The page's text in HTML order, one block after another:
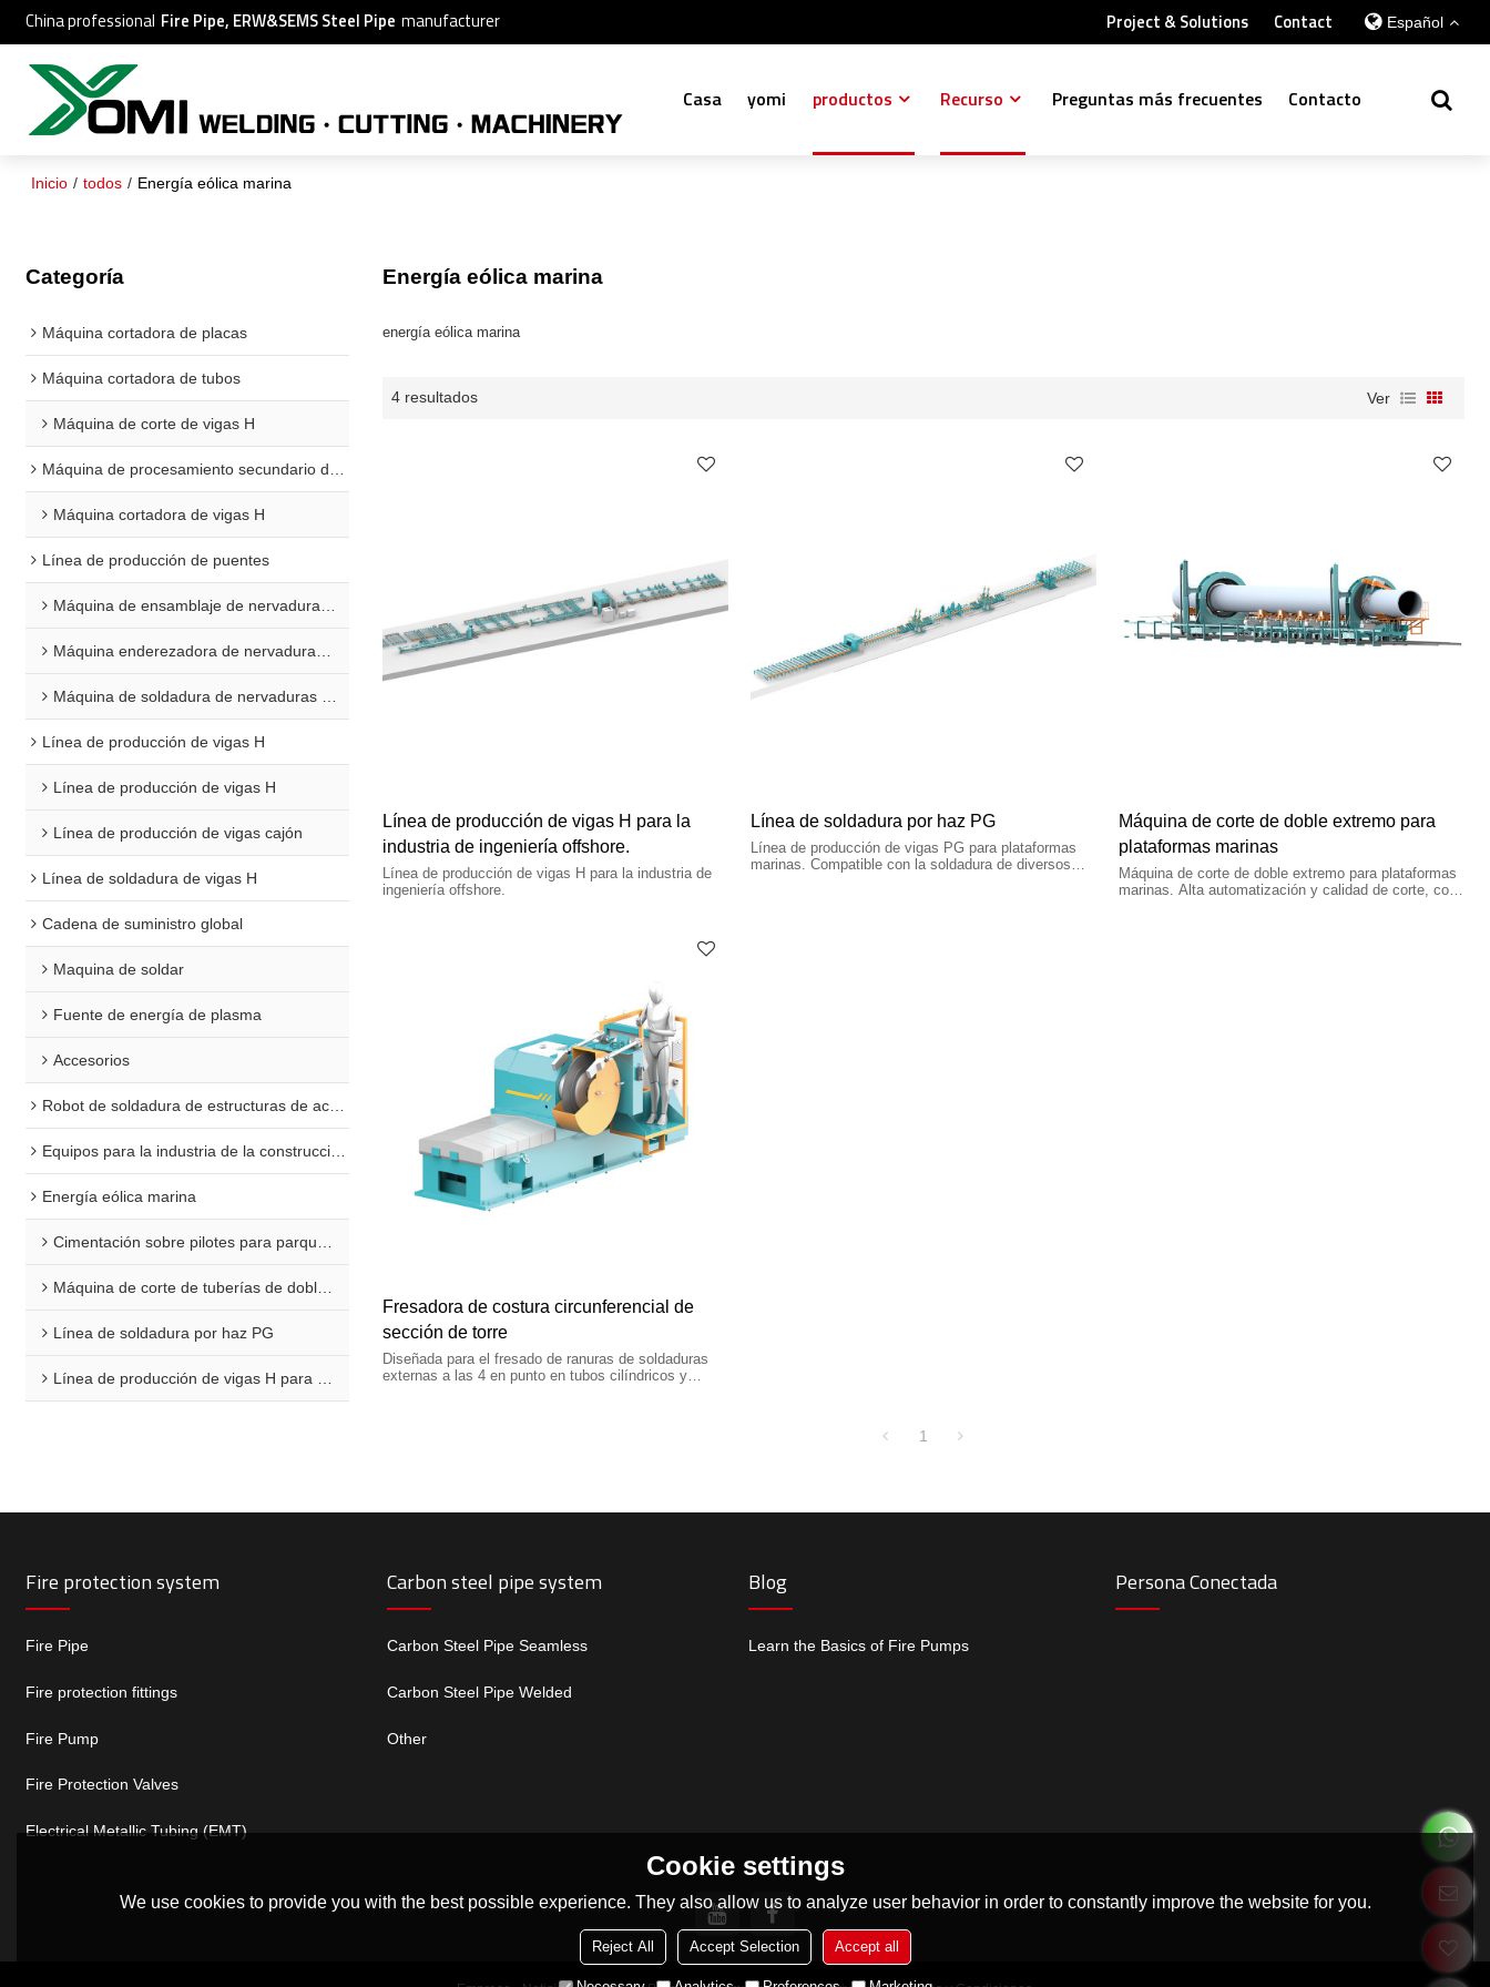
China professional Fire Pipe, ERW&SEMS Steel Pipe manufacturer Project & Solutions Contact Español
Casa yomi productos Recurso Preguntas más frecuentes Contacto
Inicio / todos / Energía eólica marina
Categoría
Máquina cortadora de placas
Máquina cortadora de tubos
Máquina de corte de vigas H
Máquina de procesamiento secundario de vigas H
Máquina cortadora de vigas H
Línea de producción de puentes
Máquina de ensamblaje de nervaduras en U
Máquina enderezadora de nervaduras en U
Máquina de soldadura de nervaduras en U
Línea de producción de vigas H
Línea de producción de vigas H
Línea de producción de vigas cajón
Línea de soldadura de vigas H
Cadena de suministro global
Maquina de soldar
Fuente de energía de plasma
Accesorios
Robot de soldadura de estructuras de acero
Equipos para la industria de la construcción naval
Energía eólica marina
Cimentación sobre pilotes para parques eólicos marinos
Máquina de corte de tuberías de doble extremo para plataformas marinas
Línea de soldadura por haz PG
Línea de producción de vigas H para aplicaciones marinas
Energía eólica marina
energía eólica marina
4 resultados Ver
Línea de producción de vigas H para la
industria de ingeniería offshore.
Línea de producción de vigas H para la industria de
ingeniería offshore.
Línea de soldadura por haz PG
Línea de producción de vigas PG para plataformas
marinas. Compatible con la soldadura de diversos
Máquina de corte de doble extremo para
plataformas marinas
Máquina de corte de doble extremo para plataformas
marinas. Alta automatización y calidad de corte, con
Fresadora de costura circunferencial de
sección de torre
Diseñada para el fresado de ranuras de soldaduras
externas a las 4 en punto en tubos cilíndricos y
1
Fire protection system
Fire Pipe
Fire protection fittings
Fire Pump
Fire Protection Valves
Electrical Metallic Tubing (EMT)
Carbon steel pipe system
Carbon Steel Pipe Seamless
Carbon Steel Pipe Welded
Other
Blog
Learn the Basics of Fire Pumps
Persona Conectada
Cookie settings
We use cookies to provide you with the best possible experience. They also allow us to analyze user behavior in order to constantly improve the website for you.
Reject All Accept Selection Accept all